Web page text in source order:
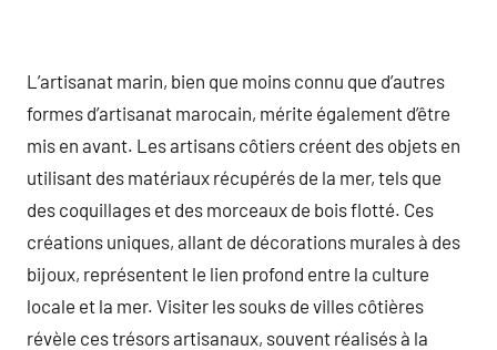
L’artisanat marin, bien que moins connu que d’autres
formes d’artisanat marocain, mérite également d’être
mis en avant. Les artisans côtiers créent des objets en
utilisant des matériaux récupérés de la mer, tels que
des coquillages et des morceaux de bois flotté. Ces
créations uniques, allant de décorations murales à des
bijoux, représentent le lien profond entre la culture
locale et la mer. Visiter les souks de villes côtières
révèle ces trésors artisanaux, souvent réalisés à la